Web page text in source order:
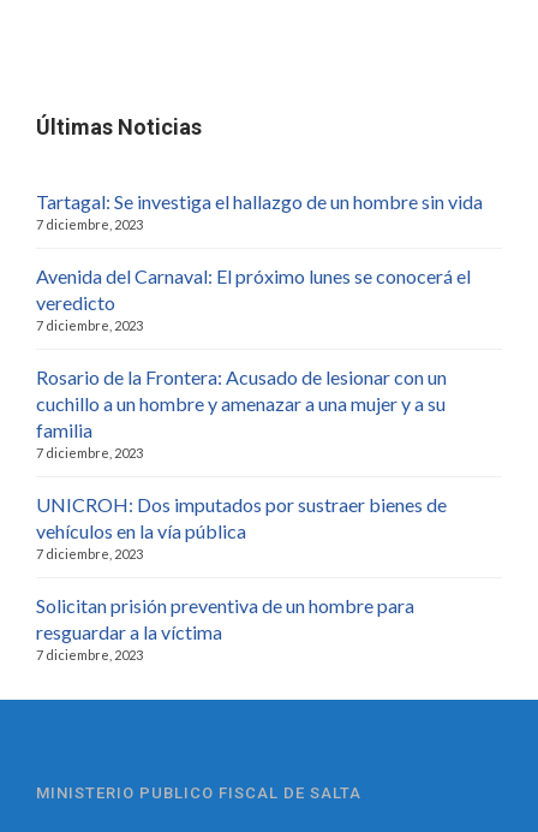
Últimas Noticias
Tartagal: Se investiga el hallazgo de un hombre sin vida
7 diciembre, 2023
Avenida del Carnaval: El próximo lunes se conocerá el
veredicto
7 diciembre, 2023
Rosario de la Frontera: Acusado de lesionar con un
cuchillo a un hombre y amenazar a una mujer y a su
familia
7 diciembre, 2023
UNICROH: Dos imputados por sustraer bienes de
vehículos en la vía pública
7 diciembre, 2023
Solicitan prisión preventiva de un hombre para
resguardar a la víctima
7 diciembre, 2023
MINISTERIO PUBLICO FISCAL DE SALTA